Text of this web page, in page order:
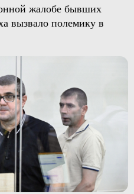
жалобе бывших
вызвало полемику в